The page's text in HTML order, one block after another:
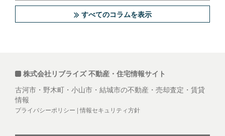
すべてのコラムを表示
株式会社リブライズ 不動産・住宅情報サイト
古河市・野木町・小山市・結城市の不動産・売却査定・賃貸
情報
プライバシーポリシー | 情報セキュリティ方針